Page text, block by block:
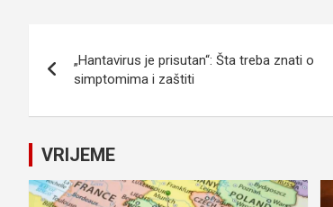
članaka
„Hantavirus je prisutan“: Šta treba znati o
simptomima i zaštiti
VRIJEME